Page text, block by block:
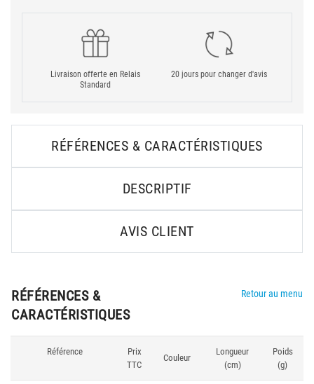
Livraison offerte en Relais
Standard
20 jours pour changer d'avis
RÉFÉRENCES & CARACTÉRISTIQUES
DESCRIPTIF
AVIS CLIENT
RÉFÉRENCES &
CARACTÉRISTIQUES
Retour au menu
Référence
Prix
TTC
Couleur
Longueur
(cm)
Poids
(g)